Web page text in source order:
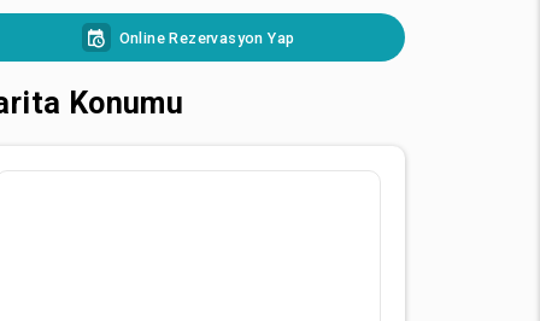
Online Rezervasyon Yap
Konumu